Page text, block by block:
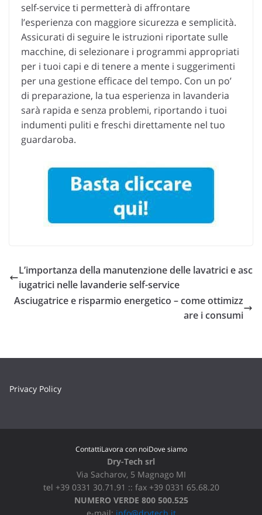
self-service ti permetterà di affrontare
l’esperienza con maggiore sicurezza e semplicità.
Assicurati di seguire le istruzioni riportate sulle
macchine, di selezionare i programmi appropriati
per i tuoi capi e di tenere a mente i suggerimenti
per una gestione efficace del tempo. Con un po’
di preparazione, la tua esperienza in lavanderia
sarà rapida e senza problemi, riportando i tuoi
indumenti puliti e freschi direttamente nel tuo
guardaroba.
L’importanza della manutenzione delle lavatrici e asc
iugatrici nelle lavanderie self-service
Asciugatrice e risparmio energetico – come ottimizz
are i consumi
Privacy Policy
ContattiLavora con noiDove siamo
Dry-Tech srl
Via Sacharov, 5 Magnago MI
tel +39 0331 30.71.91 :: fax +39 0331 65.68.20
NUMERO VERDE 800 500.525